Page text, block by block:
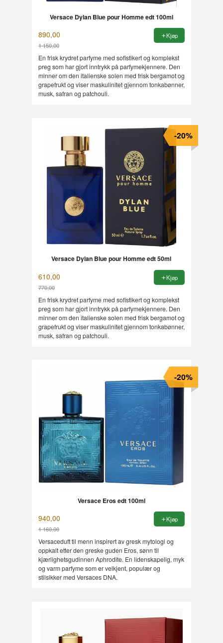
Versace Dylan Blue pour Homme edt 100ml
890,00
1 150,00
Rabatt
Kjøp
En frisk krydret parfyme med sofistikert og komplekst
preg som har gjort inntrykk på parfymekjennere. Den
minner om den italienske solen med frisk bergamot og
grapefrukt og viser maskulinitet gjennom tonkabønner,
musk, safran og patchouli.
Versace Dylan Blue pour Homme edt 50ml
610,00
770,00
Rabatt
-20%
Kjøp
En frisk krydret parfyme med sofistikert og komplekst
preg som har gjort inntrykk på parfymekjennere. Den
minner om den italienske solen med frisk bergamot og
grapefrukt og viser maskulinitet gjennom tonkabønner,
musk, safran og patchouli.
Versace Eros edt 100ml
940,00
1 160,00
Rabatt
-20%
Kjøp
Versaceduft til menn inspirert av gresk mytologi og
oppkalt etter den greske guden Eros, sønn til
kjærlighetsgudinnen Aphrodite. En lidenskapelig, myk
og varm parfyme som er velkjent, populær og
stilsikker med Versaces DNA.